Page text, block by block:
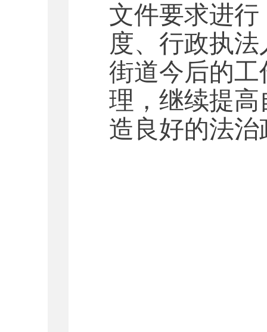
文件要求进
度、行政执
街道今后的
理，继续提
造良好的法